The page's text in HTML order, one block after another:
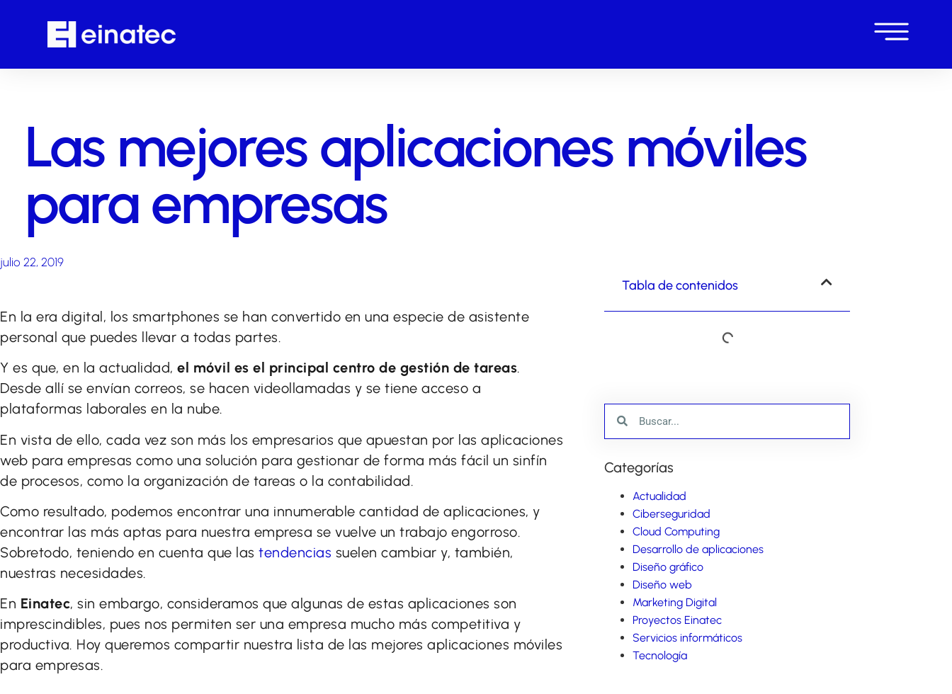
Las mejores aplicaciones móviles
para empresas
julio 22, 2019
En la era digital, los smartphones se han convertido en una especie de asistente
personal que puedes llevar a todas partes.
Y es que, en la actualidad, el móvil es el principal centro de gestión de tareas.
Desde allí se envían correos, se hacen videollamadas y se tiene acceso a
plataformas laborales en la nube.
En vista de ello, cada vez son más los empresarios que apuestan por las aplicaciones
web para empresas como una solución para gestionar de forma más fácil un sinfín
de procesos, como la organización de tareas o la contabilidad.
Como resultado, podemos encontrar una innumerable cantidad de aplicaciones, y
encontrar las más aptas para nuestra empresa se vuelve un trabajo engorroso.
Sobretodo, teniendo en cuenta que las tendencias suelen cambiar y, también,
nuestras necesidades.
En Einatec, sin embargo, consideramos que algunas de estas aplicaciones son
imprescindibles, pues nos permiten ser una empresa mucho más competitiva y
productiva. Hoy queremos compartir nuestra lista de las mejores aplicaciones móviles
para empresas.
Tabla de contenidos
Categorías
Actualidad
Ciberseguridad
Cloud Computing
Desarrollo de aplicaciones
Diseño gráfico
Diseño web
Marketing Digital
Proyectos Einatec
Servicios informáticos
Tecnología